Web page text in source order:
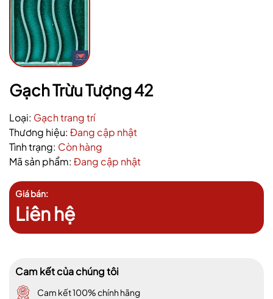
Gạch Trừu Tượng 42
Loại: Gạch trang trí
Thương hiệu: Đang cập nhật
Tình trạng: Còn hàng
Mã sản phẩm: Đang cập nhật
Giá bán:
Liên hệ
Cam kết của chúng tôi
Cam kết 100% chính hãng